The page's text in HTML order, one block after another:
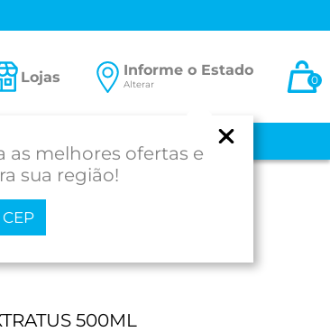
Lojas Informe o Estado
Alterar
as melhores ofertas e
sua região!
0
PROD. PARA SAÚDE
500ML